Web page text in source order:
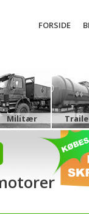
FORSIDE
Militær